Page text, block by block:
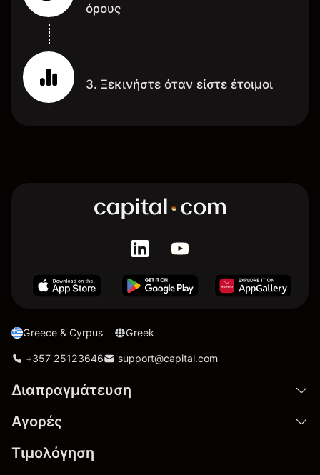
όρους
3. Ξεκινήστε όταν είστε έτοιμοι
Greece & Cyrpus Greek
+357 25123646 support@capital.com
Διαπραγμάτευση
Αγορές
Τιμολόγηση